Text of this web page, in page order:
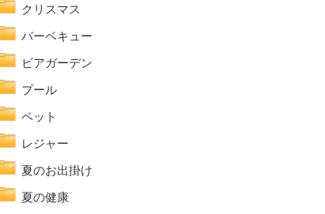
クリスマス
バーベキュー
ビアガーデン
プール
ペット
レジャー
夏のお出掛け
夏の健康